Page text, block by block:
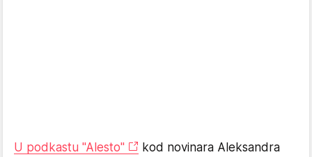
U podkastu "Alesto"
kod novinara Aleksandra